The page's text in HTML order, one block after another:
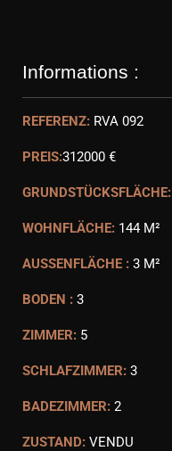
Informations :
REFERENZ: RVA 092
PREIS:312000 €
GRUNDSTÜCKSFLÄCHE:
WOHNFLÄCHE: 144 M²
AUSSENFLÄCHE : 3 M²
BODEN : 3
ZIMMER: 5
SCHLAFZIMMER: 3
BADEZIMMER: 2
ZUSTAND: VENDU